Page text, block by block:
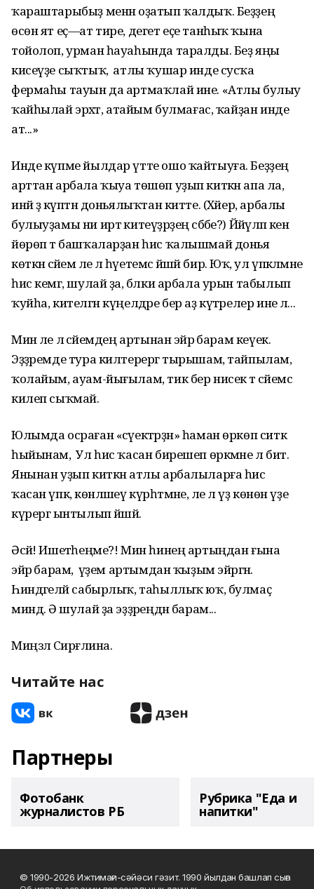
ҡараштарыбыҙ менән оҙатып ҡалдыҡ. Беҙҙең
өсөн ят еҫ—ат тире, дегет еҫе танһыҡ ҡына
тойолоп, урман һауаһында таралды. Беҙ яңы
кисеүҙе сыҡтыҡ, ә атлы ҡушар инде сусҡа
фермаһы тауын да артмаҡлай ине. «Атлы булыу
ҡайһылай эрәхәәәт, атайым булмағас, ҡайҙан инде
ат...»
Инде күпме йылдар үтте ошо ҡайтыуға. Беҙҙең
арттан арбала ҡыуа төшөп уҙып киткән апа ла,
инәй ҙә күптән доньялыҡтан китте. (Хәйер, арбалы
булыуҙамы ни иртә китеүҙәрҙең сәбәбе?) Йәйәүләп кенә
йөрөп тә башҡаларҙан һис ҡалышмай донья
көткән әсәйем әле лә һәүетемсә йәшәй бирә. Юҡ, ул үпкәләмәне
һис кемгә, шулай ҙа, бәлки арбала урын табылып
ҡуйһа, кителгән күңелдәре бер аҙ күтәрелер ине лә...
Мин әле лә әсәйемдең артынан эйәрә барам кеүек.
Эҙҙәремде тура килтерергә тырышам, тайпылам,
ҡолайым, ауам-йығылам, тик бер нисек тә әсәйемсә
килеп сыҡмай.
Юлымда осраған «сәүектәрҙән» һаман өркөп ситкә
һыйынам, ә Ул һис ҡасан бирешеп өркмәне лә бит.
Янынан уҙып киткән атлы арбалыларға һис
ҡасан үпкә, көнләшеү күрһәтмәне, әле лә үҙ көнөн үҙе
күрергә ынтылып йәшәй.
Әсәй! Ишетәһеңме?! Мин һинең артыңдан ғына
эйәрә барам, ә үҙем артымдан ҡыҙым эйәргән.
Һиндәгеләй сабырлыҡ, таһыллыҡ юҡ, булмаҫ
миндә. Ә шулай ҙа эҙҙәреңдән барам...
Миңзәлә Сирғәлина.
Читайте нас
Партнеры
Фотобанк
журналистов РБ
Рубрика "Еда и
напитки"
© 1990-2026 Ижтимағи-сәйәси гәзит. 1990 йылдан башлап сыға